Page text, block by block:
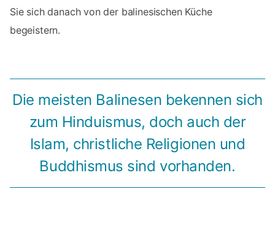
Sie sich danach von der balinesischen Küche
begeistern.
Die meisten Balinesen bekennen sich
zum Hinduismus, doch auch der
Islam, christliche Religionen und
Buddhismus sind vorhanden.